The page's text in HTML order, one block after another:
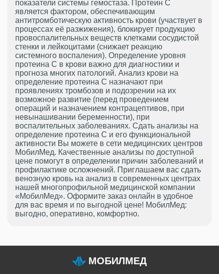
показатели системы гемостаза. Протеин С
является фактором, обеспечивающим
антитромботическую активность крови (участвует в
процессах её разжижения), блокирует продукцию
провоспалительных веществ клетками сосудистой
стенки и лейкоцитами (снижает реакцию
системного воспаления). Определение уровня
протеина С в крови важно для диагностики и
прогноза многих патологий. Анализ крови на
определение протеина С назначают при
проявлениях тромбозов и подозрении на их
возможное развитие (перед проведением
операций и назначением контрацептивов, при
невынашивании беременности), при
воспалительных заболеваниях. Сдать анализы на
определение протеина C и его функциональной
активности Вы можете в сети медицинских центров
МобилМед. Качественные анализы по доступной
цене помогут в определении причин заболеваний и
профилактике осложнений. Приглашаем вас сдать
венозную кровь на анализ в современных центрах
нашей многопрофильной медицинской компании
«МобилМед». Оформите заказ онлайн в удобное
для вас время и по выгодной цене! МобилМед:
выгодно, оперативно, комфортно.
МОБИЛМЕД